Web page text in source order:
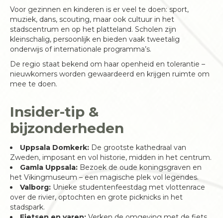
Voor gezinnen en kinderen is er veel te doen: sport,
muziek, dans, scouting, maar ook cultuur in het
stadscentrum en op het platteland. Scholen zijn
kleinschalig, persoonlijk en bieden vaak tweetalig
onderwijs of internationale programma’s.
De regio staat bekend om haar openheid en tolerantie –
nieuwkomers worden gewaardeerd en krijgen ruimte om
mee te doen.
Insider-tip &
bijzonderheden
Uppsala Domkerk: De grootste kathedraal van
Zweden, imposant en vol historie, midden in het centrum.
Gamla Uppsala: Bezoek de oude koningsgraven en
het Vikingmuseum – een magische plek vol legendes.
Valborg: Unieke studentenfeestdag met vlottenrace
over de rivier, optochten en grote picknicks in het
stadspark.